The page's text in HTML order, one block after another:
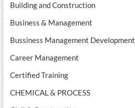
Building and Construction
Business & Management
Bussiness Management Development
Career Management
Certified Training
CHEMICAL & PROCESS